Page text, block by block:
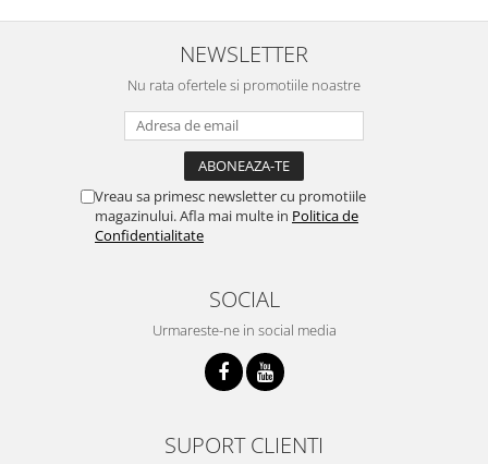
NEWSLETTER
Nu rata ofertele si promotiile noastre
Vreau sa primesc newsletter cu promotiile
magazinului. Afla mai multe in Politica de
Confidentialitate
SOCIAL
Urmareste-ne in social media
SUPORT CLIENTI